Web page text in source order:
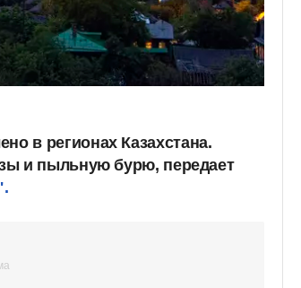
в регионах Казахстана.
и пыльную бурю, передает